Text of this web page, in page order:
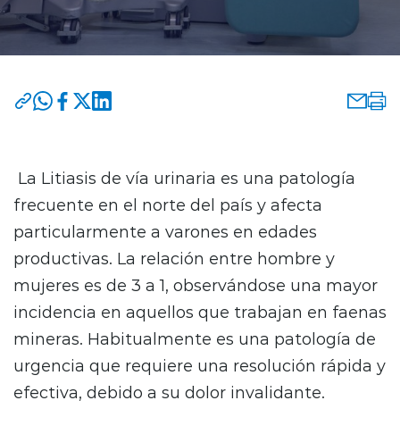
modo claro
La Litiasis de vía urinaria es una patología
frecuente en el norte del país y afecta
particularmente a varones en edades
productivas. La relación entre hombre y
mujeres es de 3 a 1, observándose una mayor
incidencia en aquellos que trabajan en faenas
mineras. Habitualmente es una patología de
urgencia que requiere una resolución rápida y
efectiva, debido a su dolor invalidante.